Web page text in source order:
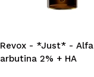
Revox - *Just* - Alfa
arbutina 2% + HA